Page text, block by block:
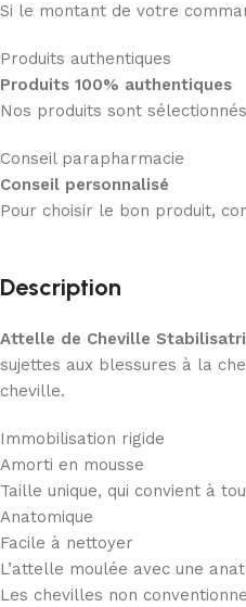
Si le montant de votre
Produits authentiques
Produits 100% authentiques
Nos produits sont
Conseil parapharmacie
Conseil personnalisé
Pour choisir le bon produit,
Description
Attelle de Cheville
sujettes aux blessures à la
cheville.
Immobilisation rigide
Amorti en mousse
Taille unique, qui convient à
Anatomique
Facile à nettoyer
L’attelle moulée avec une
Les chevilles non